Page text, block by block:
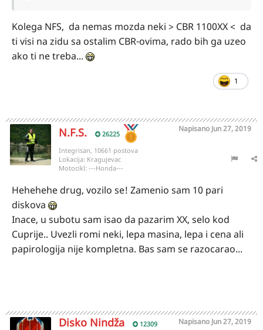
Kolega NFS, da nemas mozda neki > CBR 1100XX < da
ti visi na zidu sa ostalim CBR-ovima, rado bih ga uzeo
ako ti ne treba...
1
N.F.S. 26225
Napisano Jun 27, 2019
Integrisan, 10661 postova
Lokacija: Kragujevac
Motocikl: ---Honda---
Hehehehe drug, vozilo se! Zamenio sam 10 pari
diskova
Inace, u subotu sam isao da pazarim XX, selo kod
Cuprije.. Uvezli romi neki, lepa masina, lepa i cena ali
papirologija nije kompletna. Bas sam se razocarao...
Disko Nindža 12309 Napisano Jun 27, 2019